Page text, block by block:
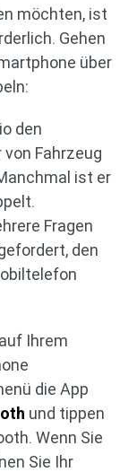
möchten, ist
Gehen
über
den
Fahrzeug
ist er
Fragen
den
Ihrem
die App
und tippen
Wenn Sie
Sie Ihr